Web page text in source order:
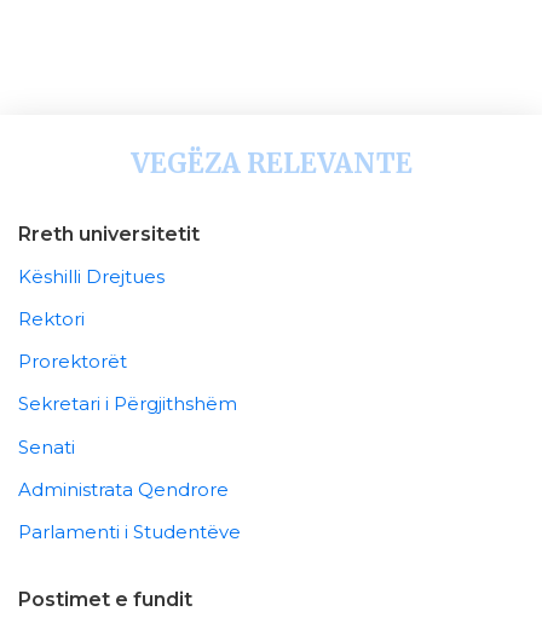
VEGËZA RELEVANTE
Rreth universitetit
Këshilli Drejtues
Rektori
Prorektorët
Sekretari i Përgjithshëm
Senati
Administrata Qendrore
Parlamenti i Studentëve
Postimet e fundit